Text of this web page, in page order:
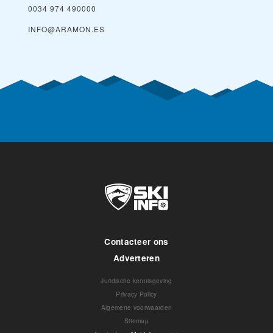
0034 974 490000
INFO@ARAMON.ES
Contacteer ons
Adverteren
Juridische kennisgeving
Privacy Policy
Algemene voorwaarden
Sitemap